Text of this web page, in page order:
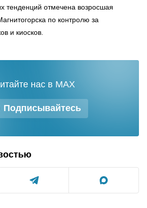
тенденций отмечена возросшая
по контролю за
и киосков.
Подписывайтесь
нас в MAX